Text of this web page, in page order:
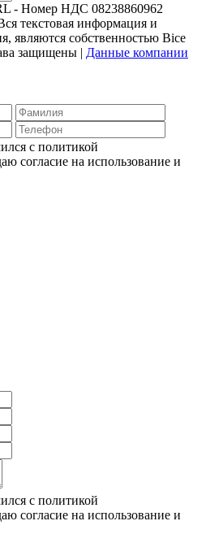
- Номер НДС 08238860962
текстовая информация и
являются собственностью Bice
защищены | Данные компании
с политикой
согласие на использование и
с политикой
согласие на использование и